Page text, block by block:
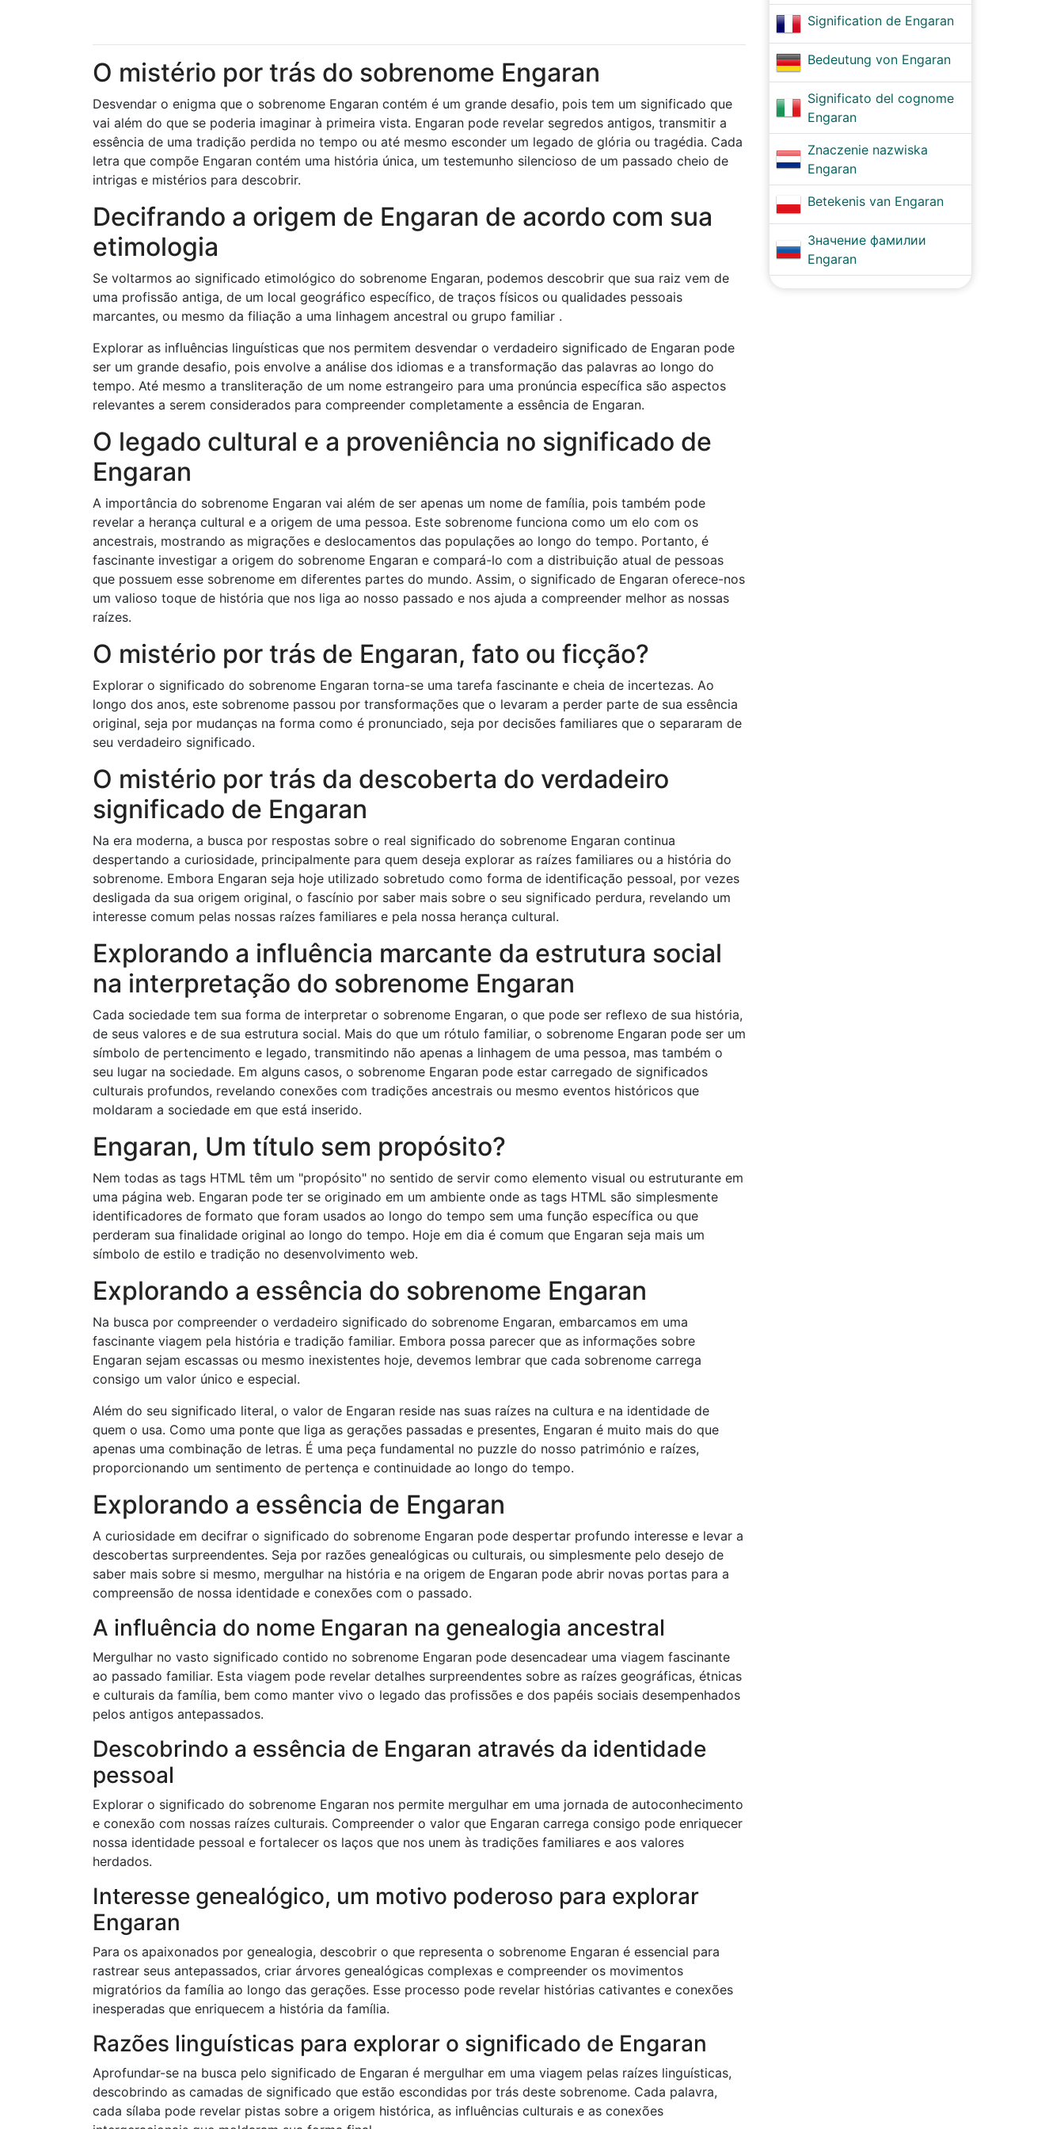
O mistério por trás do sobrenome Engaran
Desvendar o enigma que o sobrenome Engaran contém é um grande desafio, pois tem um significado que
vai além do que se poderia imaginar à primeira vista. Engaran pode revelar segredos antigos, transmitir a
essência de uma tradição perdida no tempo ou até mesmo esconder um legado de glória ou tragédia. Cada
letra que compõe Engaran contém uma história única, um testemunho silencioso de um passado cheio de
intrigas e mistérios para descobrir.
Decifrando a origem de Engaran de acordo com sua
etimologia
Se voltarmos ao significado etimológico do sobrenome Engaran, podemos descobrir que sua raiz vem de
uma profissão antiga, de um local geográfico específico, de traços físicos ou qualidades pessoais
marcantes, ou mesmo da filiação a uma linhagem ancestral ou grupo familiar .
Explorar as influências linguísticas que nos permitem desvendar o verdadeiro significado de Engaran pode
ser um grande desafio, pois envolve a análise dos idiomas e a transformação das palavras ao longo do
tempo. Até mesmo a transliteração de um nome estrangeiro para uma pronúncia específica são aspectos
relevantes a serem considerados para compreender completamente a essência de Engaran.
O legado cultural e a proveniência no significado de
Engaran
A importância do sobrenome Engaran vai além de ser apenas um nome de família, pois também pode
revelar a herança cultural e a origem de uma pessoa. Este sobrenome funciona como um elo com os
ancestrais, mostrando as migrações e deslocamentos das populações ao longo do tempo. Portanto, é
fascinante investigar a origem do sobrenome Engaran e compará-lo com a distribuição atual de pessoas
que possuem esse sobrenome em diferentes partes do mundo. Assim, o significado de Engaran oferece-nos
um valioso toque de história que nos liga ao nosso passado e nos ajuda a compreender melhor as nossas
raízes.
O mistério por trás de Engaran, fato ou ficção?
Explorar o significado do sobrenome Engaran torna-se uma tarefa fascinante e cheia de incertezas. Ao
longo dos anos, este sobrenome passou por transformações que o levaram a perder parte de sua essência
original, seja por mudanças na forma como é pronunciado, seja por decisões familiares que o separaram de
seu verdadeiro significado.
O mistério por trás da descoberta do verdadeiro
significado de Engaran
Na era moderna, a busca por respostas sobre o real significado do sobrenome Engaran continua
despertando a curiosidade, principalmente para quem deseja explorar as raízes familiares ou a história do
sobrenome. Embora Engaran seja hoje utilizado sobretudo como forma de identificação pessoal, por vezes
desligada da sua origem original, o fascínio por saber mais sobre o seu significado perdura, revelando um
interesse comum pelas nossas raízes familiares e pela nossa herança cultural.
Explorando a influência marcante da estrutura social
na interpretação do sobrenome Engaran
Cada sociedade tem sua forma de interpretar o sobrenome Engaran, o que pode ser reflexo de sua história,
de seus valores e de sua estrutura social. Mais do que um rótulo familiar, o sobrenome Engaran pode ser um
símbolo de pertencimento e legado, transmitindo não apenas a linhagem de uma pessoa, mas também o
seu lugar na sociedade. Em alguns casos, o sobrenome Engaran pode estar carregado de significados
culturais profundos, revelando conexões com tradições ancestrais ou mesmo eventos históricos que
moldaram a sociedade em que está inserido.
Engaran, Um título sem propósito?
Nem todas as tags HTML têm um "propósito" no sentido de servir como elemento visual ou estruturante em
uma página web. Engaran pode ter se originado em um ambiente onde as tags HTML são simplesmente
identificadores de formato que foram usados ​​ao longo do tempo sem uma função específica ou que
perderam sua finalidade original ao longo do tempo. Hoje em dia é comum que Engaran seja mais um
símbolo de estilo e tradição no desenvolvimento web.
Explorando a essência do sobrenome Engaran
Na busca por compreender o verdadeiro significado do sobrenome Engaran, embarcamos em uma
fascinante viagem pela história e tradição familiar. Embora possa parecer que as informações sobre
Engaran sejam escassas ou mesmo inexistentes hoje, devemos lembrar que cada sobrenome carrega
consigo um valor único e especial.
Além do seu significado literal, o valor de Engaran reside nas suas raízes na cultura e na identidade de
quem o usa. Como uma ponte que liga as gerações passadas e presentes, Engaran é muito mais do que
apenas uma combinação de letras. É uma peça fundamental no puzzle do nosso património e raízes,
proporcionando um sentimento de pertença e continuidade ao longo do tempo.
Explorando a essência de Engaran
A curiosidade em decifrar o significado do sobrenome Engaran pode despertar profundo interesse e levar a
descobertas surpreendentes. Seja por razões genealógicas ou culturais, ou simplesmente pelo desejo de
saber mais sobre si mesmo, mergulhar na história e na origem de Engaran pode abrir novas portas para a
compreensão de nossa identidade e conexões com o passado.
A influência do nome Engaran na genealogia ancestral
Mergulhar no vasto significado contido no sobrenome Engaran pode desencadear uma viagem fascinante
ao passado familiar. Esta viagem pode revelar detalhes surpreendentes sobre as raízes geográficas, étnicas
e culturais da família, bem como manter vivo o legado das profissões e dos papéis sociais desempenhados
pelos antigos antepassados.
Descobrindo a essência de Engaran através da identidade
pessoal
Explorar o significado do sobrenome Engaran nos permite mergulhar em uma jornada de autoconhecimento
e conexão com nossas raízes culturais. Compreender o valor que Engaran carrega consigo pode enriquecer
nossa identidade pessoal e fortalecer os laços que nos unem às tradições familiares e aos valores
herdados.
Interesse genealógico, um motivo poderoso para explorar
Engaran
Para os apaixonados por genealogia, descobrir o que representa o sobrenome Engaran é essencial para
rastrear seus antepassados, criar árvores genealógicas complexas e compreender os movimentos
migratórios da família ao longo das gerações. Esse processo pode revelar histórias cativantes e conexões
inesperadas que enriquecem a história da família.
Razões linguísticas para explorar o significado de Engaran
Aprofundar-se na busca pelo significado de Engaran é mergulhar em uma viagem pelas raízes linguísticas,
descobrindo as camadas de significado que estão escondidas por trás deste sobrenome. Cada palavra,
cada sílaba pode revelar pistas sobre a origem histórica, as influências culturais e as conexões
Signification de Engaran
Bedeutung von Engaran
Significato del cognome
Engaran
Znaczenie nazwiska
Engaran
Betekenis van Engaran
Значение фамилии
Engaran